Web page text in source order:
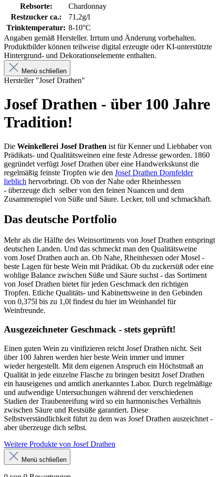
Rebsorte:
Chardonnay
Restzucker ca.:
71,2g/l
Trinktemperatur: 8-10°C
Angaben gemäß Hersteller. Irrtum und Änderung vorbehalten.
Produktbilder können teilweise digital erzeugte oder KI-unterstützte
Hintergrund- und Dekorationselemente enthalten.
Menü schließen
Hersteller "Josef Drathen"
Josef Drathen - über 100 Jahre
Tradition!
Die Weinkellerei Josef Drathen ist für Kenner und Liebhaber von
Prädikats- und Qualitätsweinen eine feste Adresse geworden. 1860
gegründet verfügt Josef Drathen über eine Handwerkskunst die
regelmäßig feinste Tropfen wie den Josef Drathen Dornfelder
lieblich hervorbringt. Ob von der Nahe oder Rheinhessen
- überzeuge dich selber von den feinen Nuancen und dem
Zusammenspiel von Süße und Säure. Lecker, toll und schmackhaft.
Das deutsche Portfolio
Mehr als die Hälfte des Weinsortiments von Josef Drathen entspringt
deutschen Landen. Und das schmeckt man den Qualitätsweine
vom Josef Drathen auch an. Ob Nahe, Rheinhessen oder Mosel -
beste Lagen für beste Wein mit Prädikat. Ob du zuckersüß oder eine
wohlige Balance zwischen Süße und Säure suchst - das Sortiment
von Josef Drathen bietet für jeden Geschmack den richtigen
Tropfen. Etliche Qualitäts- und Kabinettsweine in den Gebinden
von 0,375l bis zu 1,0l findest du hier im Weinhandel für
Weinfreunde.
Ausgezeichneter Geschmack - stets geprüft!
Einen guten Wein zu vinifizieren reicht Josef Drathen nicht. Seit
über 100 Jahren werden hier beste Wein immer und immer
wieder hergestellt. Mit dem eigenen Anspruch ein Höchstmaß an
Qualität in jede einzelne Flasche zu bringen besitzt Josef Drathen
ein hauseigenes und amtlich anerkanntes Labor. Durch regelmäßige
und aufwendige Untersuchungen während der verschiedenen
Stadien der Traubenreifung wird so ein harmonisches Verhältnis
zwischen Säure und Restsüße garantiert. Diese
Selbstverständlichkeit führt zu dem was Josef Drathen auszeichnet -
aber überzeuge dich selbst.
Weitere Produkte von Josef Drathen
Menü schließen